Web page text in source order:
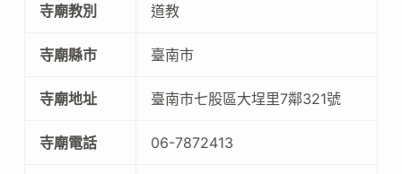
寺廟教別 道教
寺廟縣市 臺南市
寺廟地址 臺南市七股區大埕里7鄰321號
寺廟電話 06-7872413